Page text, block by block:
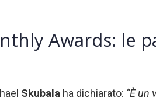
Awards: le
Skubala ha dichiarato: “È un